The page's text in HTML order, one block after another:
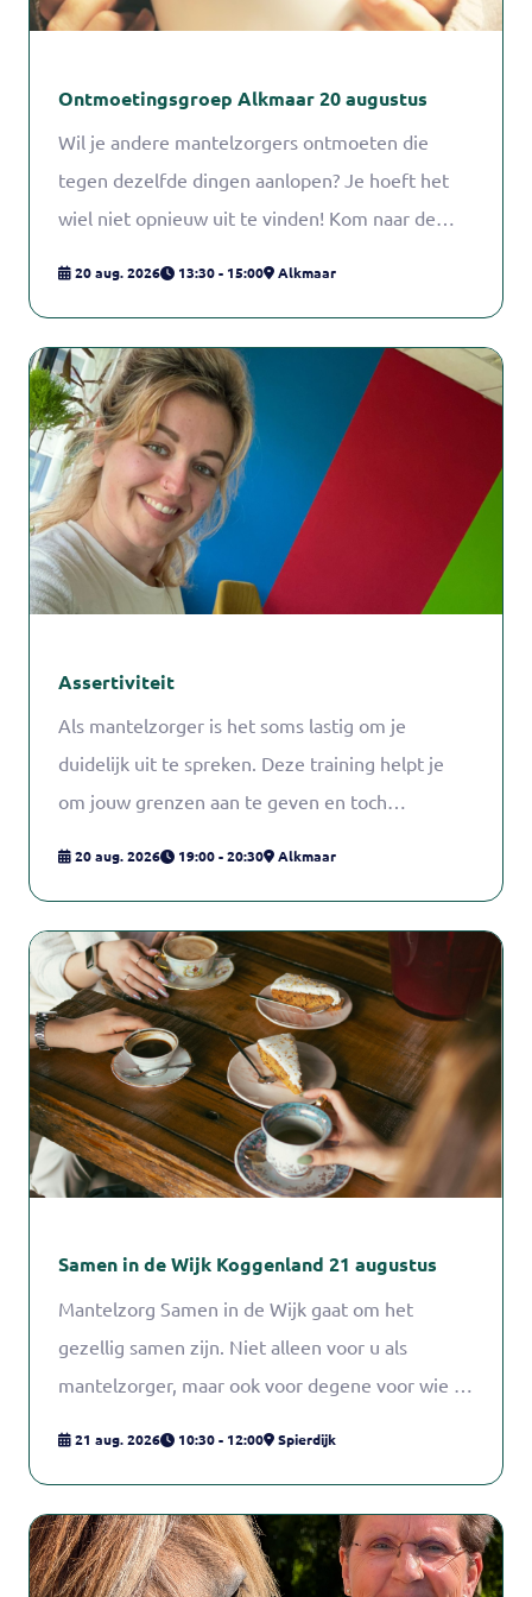
Ontmoetingsgroep Alkmaar 20 augustus
Wil je andere mantelzorgers ontmoeten die
tegen dezelfde dingen aanlopen? Je hoeft het
wiel niet opnieuw uit te vinden! Kom naar de
Mantelzorgcentrum, begeleidt de
ontmoetingsgroep.
20 aug. 2026 13:30 - 15:00 Alkmaar
Assertiviteit
Als mantelzorger is het soms lastig om je
duidelijk uit te spreken. Deze training helpt je
om jouw grenzen aan te geven en toch
20 aug. 2026 19:00 - 20:30 Alkmaar
Samen in de Wijk Koggenland 21 augustus
Mantelzorg Samen in de Wijk gaat om het
gezellig samen zijn. Niet alleen voor u als
mantelzorger, maar ook voor degene voor wie u
21 aug. 2026 10:30 - 12:00 Spierdijk